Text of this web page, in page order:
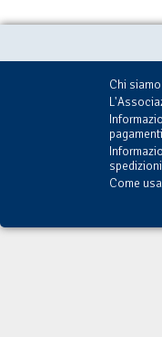
Chi siamo
pagamenti
spedizioni
Come